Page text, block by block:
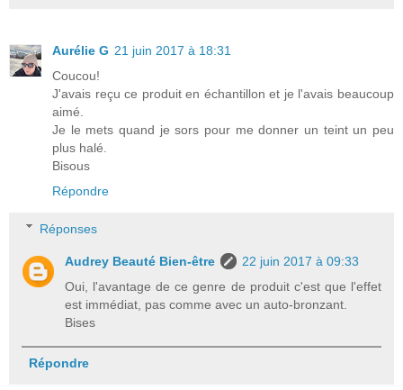
Aurélie G 21 juin 2017 à 18:31
Coucou!
J'avais reçu ce produit en échantillon et je l'avais beaucoup
aimé.
Je le mets quand je sors pour me donner un teint un peu
plus halé.
Bisous
Répondre
Réponses
Audrey Beauté Bien-être
22 juin 2017 à 09:33
Oui, l'avantage de ce genre de produit c'est que l'effet
est immédiat, pas comme avec un auto-bronzant.
Bises
Répondre